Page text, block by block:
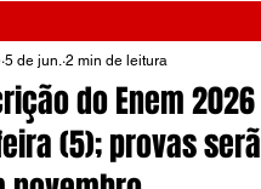
do Enem
(5); provas
5 de jun. 2 min de leitura